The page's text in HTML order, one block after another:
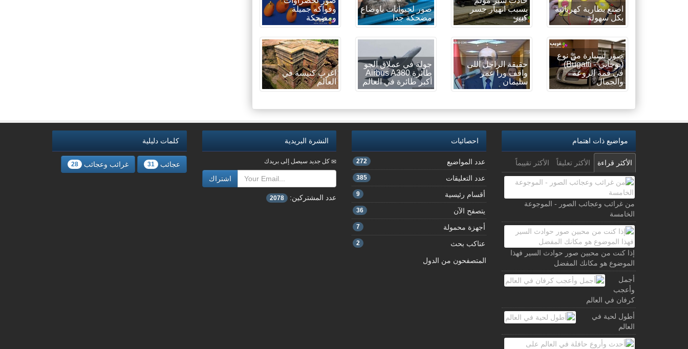
اصنع بطارية كهربائية
بكل سهولة
بسبب انهيار جسر
كبير
صور لحيوانات باوضاع
مضحكة جدا
وفواكه جميلة
ومضحكة
صور لسيارة من نوع
(بوجاتي - Bugatti)
في قمة الروعة
والجمال
حقيقة الراجل اللى
واقف ورا عمر
سليمان
جولة في عملاق الجو
طائرة Airbus A380
أكبر طائرة في العالم
اغرب كنيسة في
العالم
مواضيع ذات اهتمام
الأكثر قراءة الأكثر تعليقاً الأكثر تقييماً
من غرائب وعجائب الصور - الموجوعة
الخامسة
إذا كنت من محبين صور حوادث السير فهذا
الموضوع هو مكانك المفضل
أجمل
وأعجب
كرفان في العالم
أطول لحية في
العالم
احصائيات
عدد المواضيع 272
عدد التعليقات 385
أقسام رئيسية 9
يتصفح الآن 36
أجهزة محمولة 7
عناكب بحث 2
المتصفحون من الدول
النشرة البريدية
كل جديد سيصل إلى بريدك
اشتراك
عدد المشتركين: 2078
كلمات دليلية
عجائب 31 غرائب وعجائب 28